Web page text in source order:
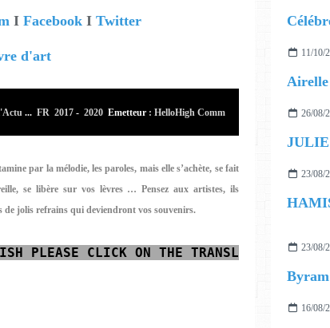
I Facebook I Twitter
d'art
... FR 2017 -2020 Emetteur : HelloHigh Comm
par la mélodie, les paroles, mais elle s’achète, se fait
se libère sur vos lèvres …Pensez aux artistes, ils
jolis refrains qui deviendront vos souvenirs.
PLEASE CLICK ON THE TRANSLATOR AT
11/10/
26/08/
23/08/
23/08/
16/08/